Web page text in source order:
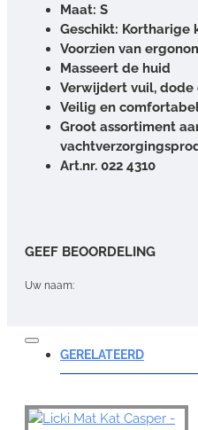
Maat: S
Geschikt: Kortharige
Voorzien van
Masseert de huid
Verwijdert vuil, dode
Veilig en
Groot assortiment
Art.nr. 022 4310
GEEF BEOORDELING
Uw naam:
Opmerking:
GERELATEERD